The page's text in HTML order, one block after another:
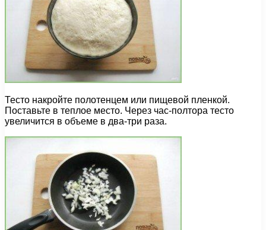
Тесто накройте полотенцем или пищевой пленкой.
Поставьте в теплое место. Через час-полтора тесто
увеличится в объеме в два-три раза.